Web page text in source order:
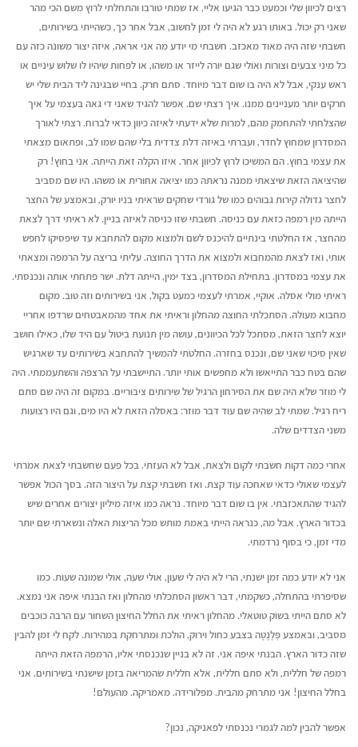
רצים לכיוון שלי וכמעט כבר הגיעו אליי, אז שמתי טורבו והתחלתי לרוץ משם הכי מהר
שאני רק יכול. באותו רגע לא היה לי זמן לחשוב, אבל אחר כך, כשהייתי בשירותים,
חשבתי שזה היה מאוד מאכזב. חשבתי מי יודע מה אני אראה, איזה יצור משונה כזה עם
כל מיני צבעים וצורות ואולי שגם יורה לייזר או משהו, או לפחות שיהיו לו שלוש עיניים או
ראש ענקי, אבל לא היה בו שום דבר מיוחד. סתם חרק. בחיי שבגינה ליד הבית שלי יש
חרקים יותר מעניינים ממנו. איך רצתי שם. אפשר להגיד שאני די גאה בעצמי על איך
שהצלחתי להתחמק מהם, למרות שלא ידעתי לאיזה כיוון כדאי לברוח. רצתי לאורך
המסדרון שמחוץ לחדר, ועברתי באיזה דלת צדדית בלי שהם שמו לב, ופתאום מצאתי
את עצמי בחוץ. הם המשיכו לרוץ לכיוון אחר. איזו הקלה זאת הייתה. אני בחוץ! רק
שהיציאה הזאת שיצאתי ממנה נראתה כמו יציאה אחורית או משהו. היו שם מסביב
לחצר גדולה קירות גבוהים כמו של גורדי שחקים שראיתי בניו יורק, ובאמצע של החצר
הייתה מין רמפה כזאת עם כניסה. חשבתי שזו כניסה לאיזה בניין. לא ראיתי דרך לצאת
מהחצר, אז החלטתי בינתיים להיכנס לשם ולמצוא מקום להתחבא עד שיפסיקו לחפש
אותי, ואז לצאת מהמחבוא ולמצוא את הדרך החוצה. עליתי בריצה על הרמפה ומצאתי
את עצמי במסדרון. בתחילת המסדרון, בצד ימין, הייתה דלת. ישר פתחתי אותה ונכנסתי.
ראיתי מולי אסלה. אוקיי, אמרתי לעצמי כמעט בקול, אני בשירותים וזה טוב.מקום
מחבוא מעולה. הסתכלתי החוצה מהחלון וראיתי את אחד מהמאבטחים שרדפו אחריי
יוצא לחצר הזאת, מסתכל לכל הכיוונים, עושה מין תנועת ביטול עם היד שלו, כאילו חושב
שאין סיכוי שאני שם, ונכנס בחזרה. החלטתי להמשיך להתחבא בשירותים עד שארגיש
שהם בטח כבר התייאשו ולא מחפשים אותי יותר. התיישבתי על הרצפה והשתעממתי. היה
לי מוזר שלא היה שם את הסירחון הרגיל של שירותים ציבוריים. במקום זה היה שם סתם
ריח רגיל. שמתי לב שהיה שם עוד דבר מוזר: באסלה הזאת לא היו מים, וגם היו רצועות
משני הצדדים שלה.
אחרי כמה דקות חשבתי לקום ולצאת, אבל לא העזתי. בכל פעם שחשבתי לצאת אמרתי
לעצמי שאולי כדאי שאחכה עוד קצת. ואז חשבתי קצת על היצור הזה. בסך הכול אפשר
להגיד שהתאכזבתי. אין בו שום דבר מיוחד. נראה כמו איזה מיליון יצורים אחרים שיש
בכדור הארץ. אבל מה, כנראה הייתי באמת מותש מכל הריצות האלה ונשארתי שם יותר
מדי זמן, כי בסוף נרדמתי.
אני לא יודע כמה זמן ישנתי, הרי לא היה לי שעון, אולי שעה, אולי שמונה שעות. כמו
שסיפרתי בהתחלה, כשקמתי, דבר ראשון הסתכלתי מהחלון ואז הבנתי איפה אני נמצא.
לא סתם הייתי בשוֹק טוטאלי. מהחלון ראיתי את החלל החיצון השחור עם הרבה כוכבים
מסביב, ובאמצע פְּלָנֶטָה בצבע כחול וירוק, הולכת ומתרחקת במהירות. לקח לי זמן להבין
שזה כדור הארץ. הבנתי איפה אני. זה לא בניין שנכנסתי אליו, הרמפה הזאת הייתה
רמפה של חללית, ולא סתם חללית, אלא חללית שהמריאה בזמן שישנתי בשירותים. אני
בחלל החיצון! אני מתרחק מהבית. מפלורידה. מאמריקה. מהעולם!
אפשר להבין למה לגמרי נכנסתי לפאניקה, נכון?